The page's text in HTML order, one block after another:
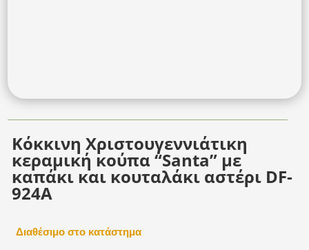
Κόκκινη Χριστουγεννιάτικη
κεραμική κούπα “Santa” με
καπάκι και κουταλάκι αστέρι DF-
924A
Διαθέσιμο στο κατάστημα